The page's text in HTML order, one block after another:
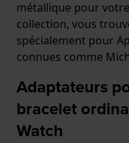
métallique pour
collection, vous
spécialement pour
connues comme
Adaptateurs
bracelet
Watch